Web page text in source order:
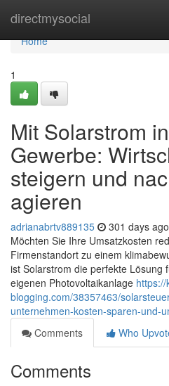
directmysocial
Home
Home
1
Mit Solarstrom
Gewerbe:
steigern und
agieren
adrianabrtv889135 301 days ago
Möchten Sie Ihre Umsatzkosten
Firmenstandort zu einem
ist Solarstrom die perfekte Lösung
eigenen Photovoltaikanlage
blogging.com/38357463/
unternehmen-kosten-sparen-und-
Comments
Who
Comments